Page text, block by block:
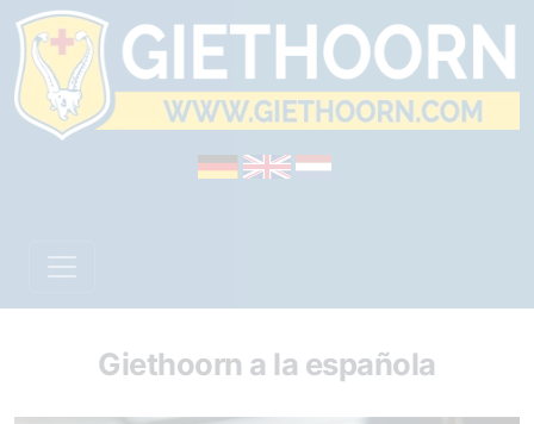
Giethoorn a la española